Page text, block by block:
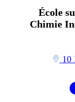
École
Chimie
10